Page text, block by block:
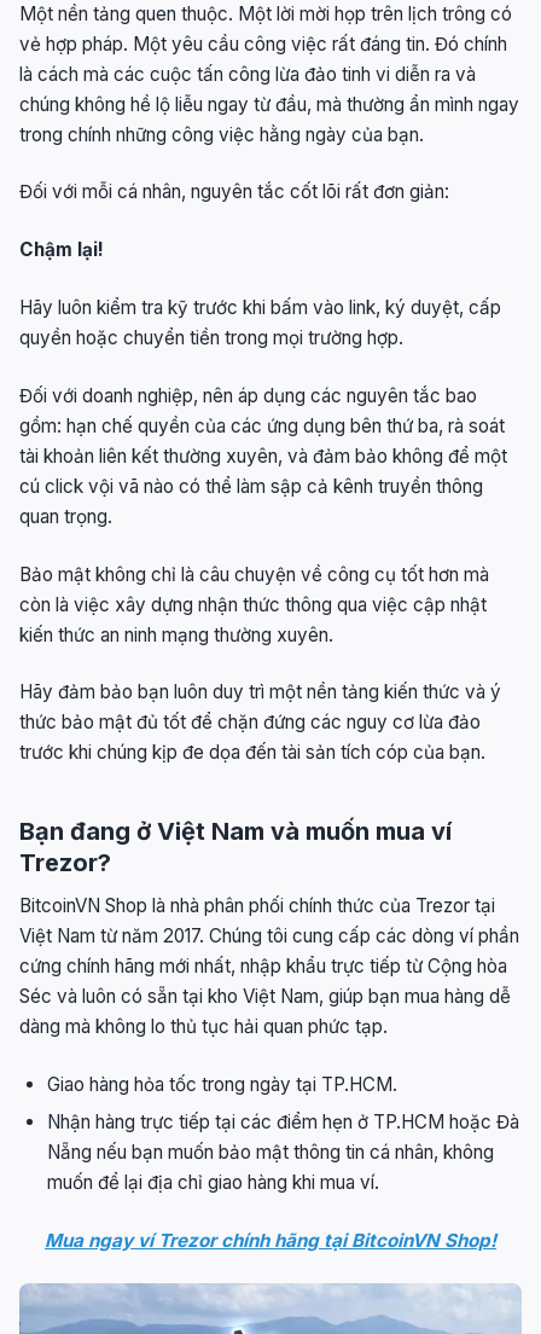
Một nền tảng quen thuộc. Một lời mời họp trên lịch trông có
vẻ hợp pháp. Một yêu cầu công việc rất đáng tin. Đó chính
là cách mà các cuộc tấn công lừa đảo tinh vi diễn ra và
chúng không hề lộ liễu ngay từ đầu, mà thường ẩn mình ngay
trong chính những công việc hằng ngày của bạn.
Đối với mỗi cá nhân, nguyên tắc cốt lõi rất đơn giản:
Chậm lại!
Hãy luôn kiểm tra kỹ trước khi bấm vào link, ký duyệt, cấp
quyền hoặc chuyển tiền trong mọi trường hợp.
Đối với doanh nghiệp, nên áp dụng các nguyên tắc bao
gồm: hạn chế quyền của các ứng dụng bên thứ ba, rà soát
tài khoản liên kết thường xuyên, và đảm bảo không để một
cú click vội vã nào có thể làm sập cả kênh truyền thông
quan trọng.
Bảo mật không chỉ là câu chuyện về công cụ tốt hơn mà
còn là việc xây dựng nhận thức thông qua việc cập nhật
kiến thức an ninh mạng thường xuyên.
Hãy đảm bảo bạn luôn duy trì một nền tảng kiến thức và ý
thức bảo mật đủ tốt để chặn đứng các nguy cơ lừa đảo
trước khi chúng kịp đe dọa đến tài sản tích cóp của bạn.
Bạn đang ở Việt Nam và muốn mua ví
Trezor?
BitcoinVN Shop là nhà phân phối chính thức của Trezor tại
Việt Nam từ năm 2017. Chúng tôi cung cấp các dòng ví phần
cứng chính hãng mới nhất, nhập khẩu trực tiếp từ Cộng hòa
Séc và luôn có sẵn tại kho Việt Nam, giúp bạn mua hàng dễ
dàng mà không lo thủ tục hải quan phức tạp.
Giao hàng hỏa tốc trong ngày tại TP.HCM.
Nhận hàng trực tiếp tại các điểm hẹn ở TP.HCM hoặc Đà
Nẵng nếu bạn muốn bảo mật thông tin cá nhân, không
muốn để lại địa chỉ giao hàng khi mua ví.
Mua ngay ví Trezor chính hãng tại BitcoinVN Shop!